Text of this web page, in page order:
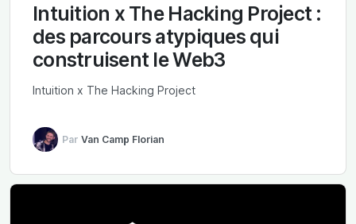
Intuition x The Hacking Project :
des parcours atypiques qui
construisent le Web3
Intuition x The Hacking Project
Par Van Camp Florian